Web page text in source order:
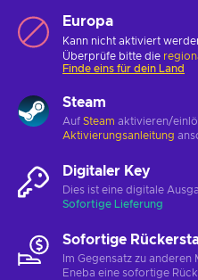
Europa
Kann nicht aktiviert
Überprüfe bitte die
Finde eins für dein Land
Steam
Auf Steam aktivieren/
Aktivierungsanleitung
Digitaler Key
Dies ist eine digitale
Sofortige Lieferung
Sofortige
Im Gegensatz zu
Eneba eine sofortige